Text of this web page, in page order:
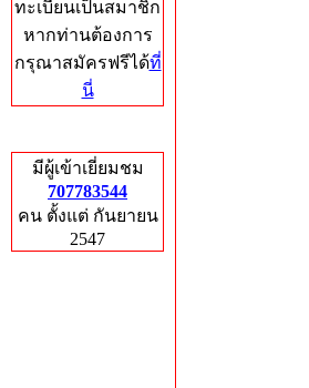
ทะเบียนเป็นสมาชิก
หากท่านต้องการ
กรุณาสมัครฟรีได้ที่
นี่
มีผู้เข้าเยี่ยมชม
707783544
คน ตั้งแต่ กันยายน
2547